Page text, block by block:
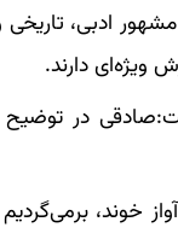
ادبی،
ویژه‌ای دارند.
در توضیح
خوند، برمی‌گردیم